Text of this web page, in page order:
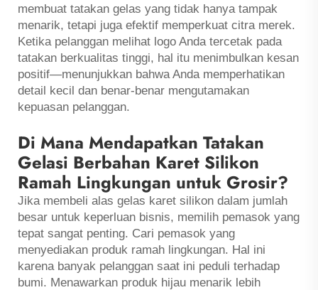
membuat tatakan gelas yang tidak hanya tampak
menarik, tetapi juga efektif memperkuat citra merek.
Ketika pelanggan melihat logo Anda tercetak pada
tatakan berkualitas tinggi, hal itu menimbulkan kesan
positif—menunjukkan bahwa Anda memperhatikan
detail kecil dan benar-benar mengutamakan
kepuasan pelanggan.
Di Mana Mendapatkan Tatakan
Gelasi Berbahan Karet Silikon
Ramah Lingkungan untuk Grosir?
Jika membeli alas gelas karet silikon dalam jumlah
besar untuk keperluan bisnis, memilih pemasok yang
tepat sangat penting. Cari pemasok yang
menyediakan produk ramah lingkungan. Hal ini
karena banyak pelanggan saat ini peduli terhadap
bumi. Menawarkan produk hijau menarik lebih